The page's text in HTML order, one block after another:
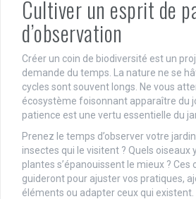
Cultiver un esprit de
d’observation
Créer un coin de biodiversité est un
demande du temps. La nature ne se
cycles sont souvent longs. Ne vous
écosystème foisonnant apparaître du
patience est une vertu essentielle du
Prenez le temps d’observer votre
insectes qui le visitent ? Quels oiseaux
plantes s’épanouissent le mieux ? Ces
guideront pour ajuster vos pratiques,
éléments ou adapter ceux qui existent.